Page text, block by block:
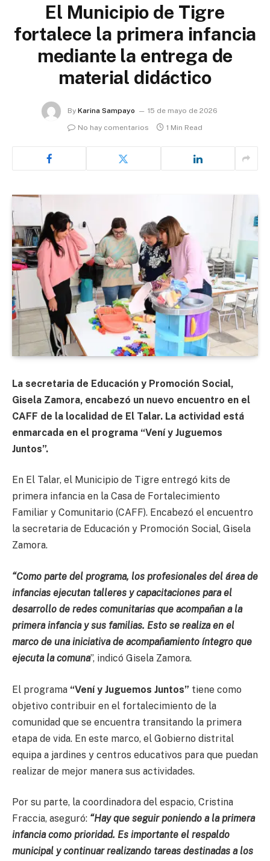
El Municipio de Tigre
fortalece la primera infancia
mediante la entrega de
material didáctico
By Karina Sampayo
15 de mayo de 2026
No hay comentarios
1 Min Read
La secretaria de Educación y Promoción Social,
Gisela Zamora, encabezó un nuevo encuentro en el
CAFF de la localidad de El Talar. La actividad está
enmarcada en el programa “Vení y Juguemos
Juntos”.
En El Talar, el Municipio de Tigre entregó kits de
primera infancia en la Casa de Fortalecimiento
Familiar y Comunitario (CAFF). Encabezó el encuentro
la secretaria de Educación y Promoción Social, Gisela
Zamora.
“Como parte del programa, los profesionales del área de
infancias ejecutan talleres y capacitaciones para el
desarrollo de redes comunitarias que acompañan a la
primera infancia y sus familias. Esto se realiza en el
marco de una iniciativa de acompañamiento íntegro que
ejecuta la comuna”, indicó Gisela Zamora.
El programa “Vení y Juguemos Juntos” tiene como
objetivo contribuir en el fortalecimiento de la
comunidad que se encuentra transitando la primera
etapa de vida. En este marco, el Gobierno distrital
equipa a jardines y centros educativos para que puedan
realizar de mejor manera sus actividades.
Por su parte, la coordinadora del espacio, Cristina
Fraccia, aseguró: “Hay que seguir poniendo a la primera
infancia como prioridad. Es importante el respaldo
municipal y continuar realizando tareas destinadas a los